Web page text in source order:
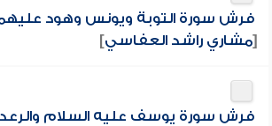
فرش سورة التوبة ويونس وهود
[مشاري راشد العفاسي]
فرش سورة يوسف عليه السلام والرعد